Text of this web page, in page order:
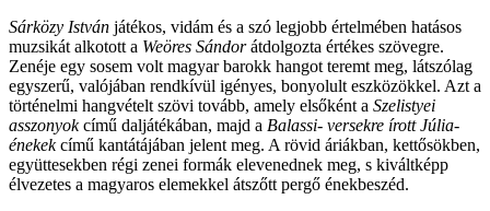
Sárközy István játékos, vidám és a szó legjobb értelmében hatásos
muzsikát alkotott a Weöres Sándorátdolgozta értékes szövegre.
Zenéje egy sosem volt magyar barokk hangot teremt meg, látszólag
egyszerű, valójában rendkívül igényes, bonyolult eszközökkel. Azt a
történelmi hangvételt szövi tovább, amely elsőként a Szelistyei
asszonyokcímű daljátékában, majd a Balassi- versekre írott Júlia-
énekekcímű kantátájában jelent meg. A rövid áriákban, kettősökben,
együttesekben régi zenei formák elevenednek meg, s kiváltképp
élvezetes a magyaros elemekkel átszőtt pergő énekbeszéd.